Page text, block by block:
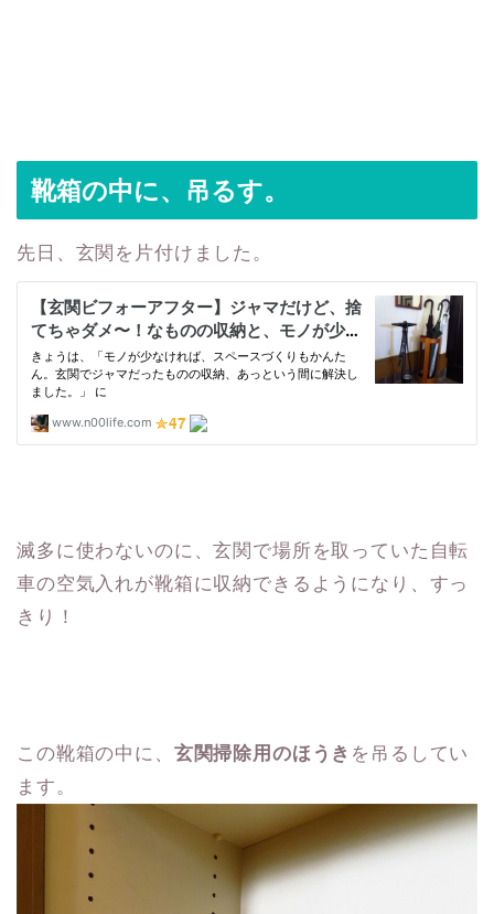
靴箱の中に、吊るす。
先日、玄関を片付けました。
滅多に使わないのに、玄関で場所を取っていた自転
車の空気入れが靴箱に収納できるようになり、すっ
きり！
この靴箱の中に、 玄関掃除用のほうき を吊るしてい
ます。